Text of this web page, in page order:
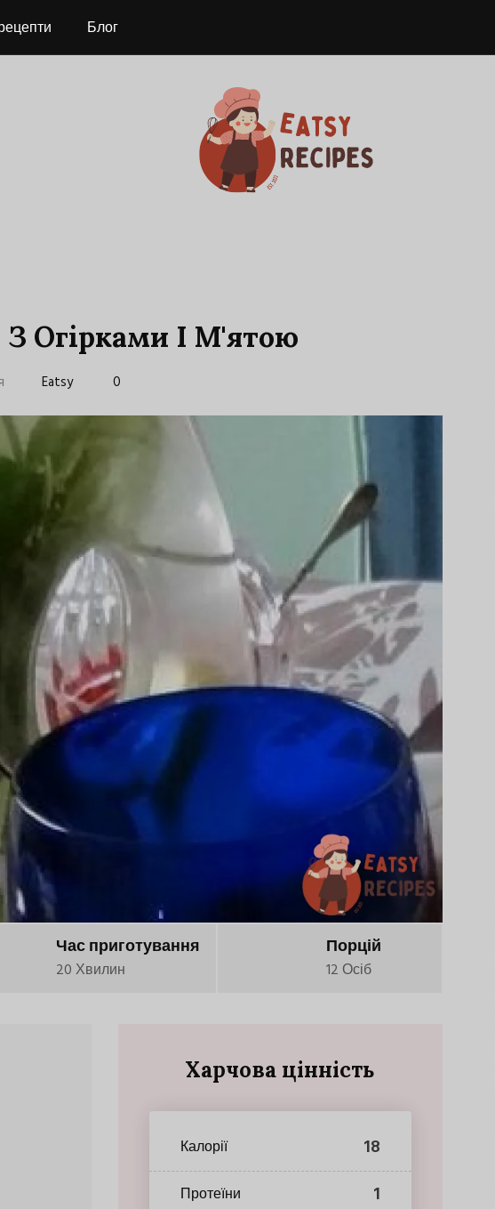
Блог
Огірками І М'ятою
Eatsy 0
Час приготування
20 Хвилин
Порцій
12 Осіб
Харчова цінність
Калорії 18
Протеїни 1